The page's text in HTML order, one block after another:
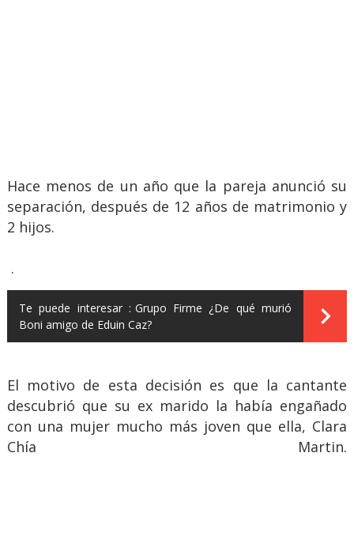
Hace menos de un año que la pareja anunció su
separación, después de 12 años de matrimonio y
2 hijos.
.
Te puede interesar : Grupo Firme ¿De qué murió
Boni amigo de Eduin Caz?
El motivo de esta decisión es que la cantante
descubrió que su ex marido la había engañado
con una mujer mucho más joven que ella, Clara
Chía Martin.